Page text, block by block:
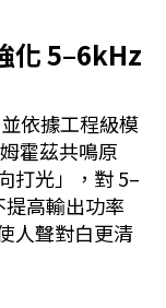
化 5–6kHz
依據工程級模
霍茲共鳴原
打光」，對 5–
高輸出功率
人聲對白更清